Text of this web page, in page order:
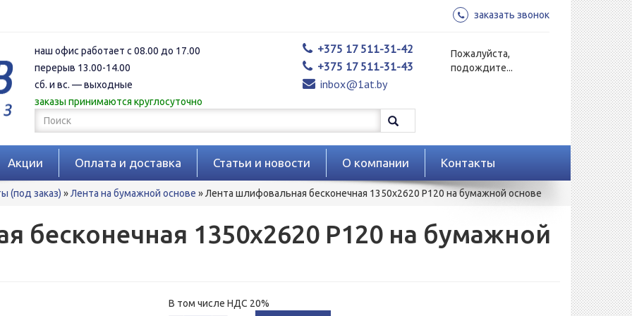
заказать звонок
наш офис работает с 08.00 до 17.00
перерыв 13.00-14.00
сб. и вс. — выходные
заказы принимаются круглосуточно
+375 17 511-31-42
+375 17 511-31-43
inbox@1at.by
Пожалуйста,
подождите...
Форма
поиска
Поиск
Акции Оплата и доставка Статьи и новости О компании Контакты
(под заказ) »Лента на бумажной основе »Лента шлифовальная бесконечная 1350х2620 Р120 на бумажной основе
бесконечная 1350х2620 Р120 на бумажной
В том числе НДС 20%